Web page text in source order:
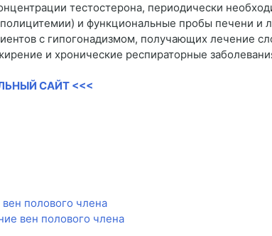
тестостерона, периодически
полицитемии) и функциональные пробы печени
с гипогонадизмом, получающих лечение
и хронические респираторные
САЙТ <<<
полового члена
вен полового члена